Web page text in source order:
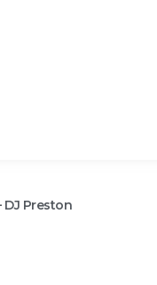
DJ Preston